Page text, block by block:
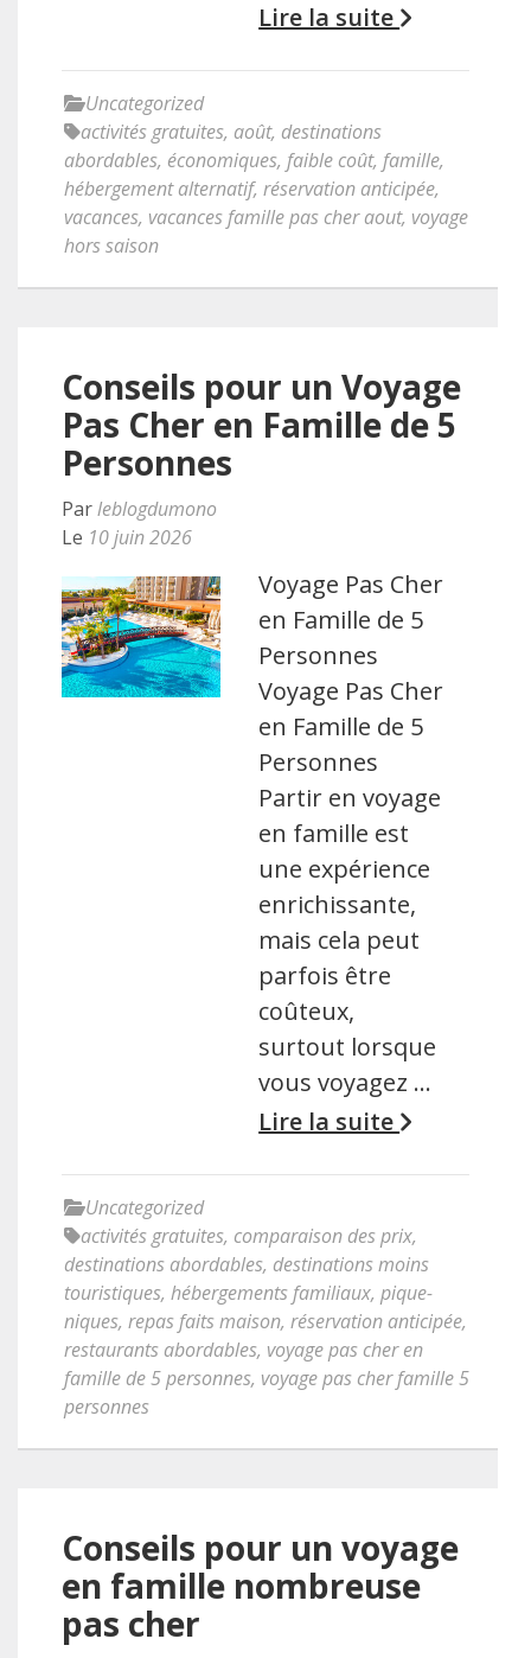
Lire la suite
Uncategorized
activités gratuites, août, destinations
abordables, économiques, faible coût, famille,
hébergement alternatif, réservation anticipée,
vacances, vacances famille pas cher aout, voyage
hors saison
Conseils pour un Voyage
Pas Cher en Famille de 5
Personnes
Parleblogdumono
Le 10 juin 2026
Voyage Pas Cher
en Famille de 5
Personnes
Voyage Pas Cher
en Famille de 5
Personnes
Partir en voyage
en famille est
une expérience
enrichissante,
mais cela peut
parfois être
coûteux,
surtout lorsque
vous voyagez …
Lire la suite
Uncategorized
activités gratuites, comparaison des prix,
destinations abordables, destinations moins
touristiques, hébergements familiaux, pique-
niques, repas faits maison, réservation anticipée,
restaurants abordables, voyage pas cher en
famille de 5 personnes, voyage pas cher famille 5
personnes
Conseils pour un voyage
en famille nombreuse
pas cher